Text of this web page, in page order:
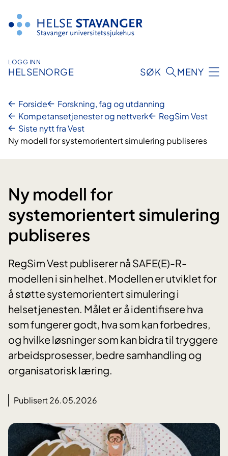
innhold
LOGG INN
HELSENORGE SØK MENY
Forside
Forskning, fag og utdanning
Kompetansetjenester og nettverk
RegSim Vest
Siste nytt fra Vest
Ny modell for systemorientert simulering publiseres
Ny modell for
systemorientert simulering
publiseres
RegSim Vest publiserer nå SAFE(E)-R-
modellen i sin helhet. Modellen er utviklet for
å støtte systemorientert simulering i
helsetjenesten. Målet er å identifisere hva
som fungerer godt, hva som kan forbedres,
og hvilke løsninger som kan bidra til tryggere
arbeidsprosesser, bedre samhandling og
organisatorisk læring.
Publisert 26.05.2026